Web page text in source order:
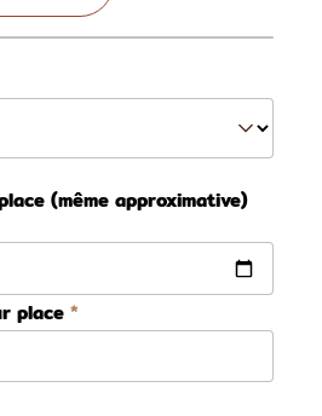
(même approximative)
place